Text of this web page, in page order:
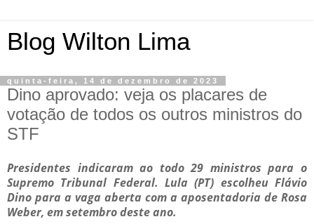
Blog Wilton Lima
quinta-feira, 14 de dezembro de 2023
Dino aprovado: veja os placares de
votação de todos os outros ministros do
STF
Presidentes indicaram ao todo 29 ministros para o
Supremo Tribunal Federal. Lula (PT) escolheu Flávio
Dino para a vaga aberta com a aposentadoria de Rosa
Weber, em setembro deste ano.